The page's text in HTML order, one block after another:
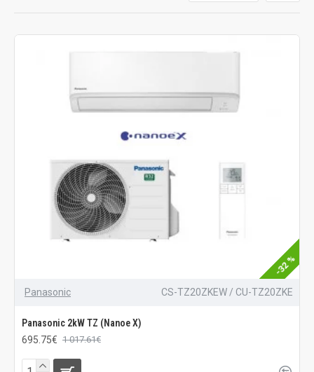
-32 %
Panasonic CS-TZ20ZKEW / CU-TZ20ZKE
Panasonic 2kW TZ (Nanoe X)
695.75€ 1 017.61€